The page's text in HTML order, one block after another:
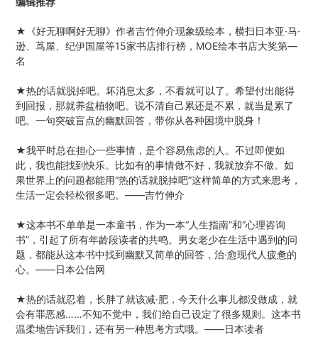
★《好无聊啊好无聊》作者吉竹伸介现象级绘本，横扫日本亚·马·
逊、茑屋、纪伊国屋等15家书店排行榜，MOE绘本书店大奖第—
名
★热的话就脱掉吧。坏消息太多，不看就可以了。希望付出能得
到回报，那就养盆植物吧。说不清自己累还是不累，就当是累了
吧。一句突破盲点的幽默回答，带你从各种困境中脱身！
★我平时总在担心一些事情，是个容易焦虑的人。不过即便如
此，我也能找到快乐。比如有的事情做不好，我就放弃不做。如
果世界上的问题都能用“热的话就脱掉吧”这样简单的方式来思考，
生活一定会轻松很多吧。——吉竹伸介
★这本书不单单是一本童书，作为一本“人生指南”和“心理咨询
书”，引起了所有年龄段读者的共鸣。男女老少在生活中遇到的问
题，都能从这本书中找到幽默又简单的回答，治·愈现代人疲惫的
心。——日本公信网
★热的话就忍着，长胖了就该减·肥，今天什么事儿都没做成，就
会有罪恶感……不知不觉中，我们给自己设定了很多规则。这本书
温柔地告诉我们，还有另一种思考方式哦。——日本读者